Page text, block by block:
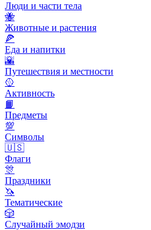
Люди и части тела
🐝
Животные и растения
🍕
Еда и напитки
🌇
Путешествия и местности
🥎
Активность
📙
Предметы
💯
Символы
🇺🇸
Флаги
🎊
Праздники
🦄
Тематические
🎲
Случайный эмодзи